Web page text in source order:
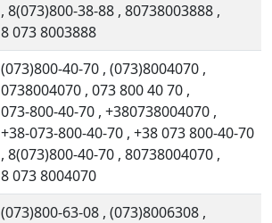
, 8(073)800-38-88 , 80738003888 ,
8 073 8003888
(073)800-40-70 , (073)8004070 ,
0738004070 , 073 800 40 70 ,
073-800-40-70 , +380738004070 ,
+38-073-800-40-70 , +38 073 800-40-70
, 8(073)800-40-70 , 80738004070 ,
8 073 8004070
(073)800-63-08 , (073)8006308 ,